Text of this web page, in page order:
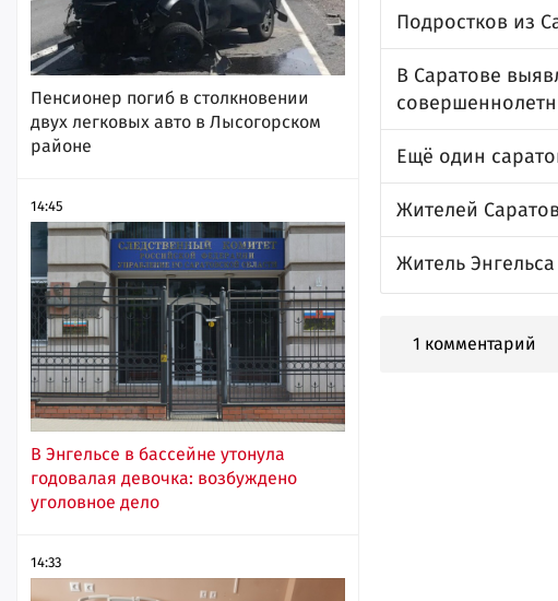
Пенсионер погиб в столкновении
двух легковых авто в Лысогорском
районе
14:45
В Энгельсе в бассейне утонула
годовалая девочка: возбуждено
уголовное дело
14:33
Подростков из
В Саратове
Ещё один
Жителей
Житель
1 комментарий